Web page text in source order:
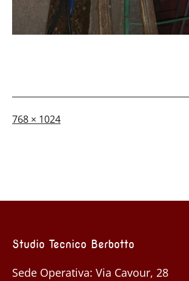
A
768 × 1024
Studio Tecnico Berbotto
Sede Operativa: Via Cavour, 28